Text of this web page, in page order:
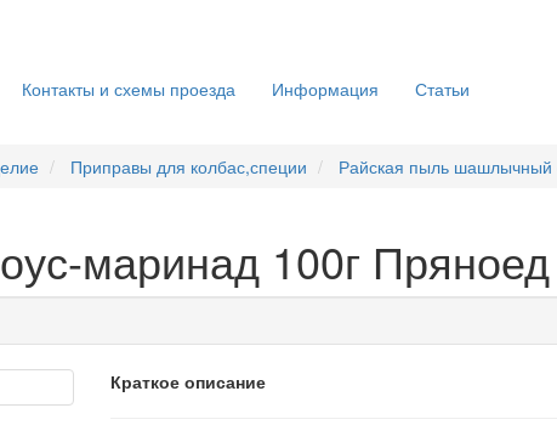
Контакты и схемы проезда Информация Статьи
Приправы для колбас,специи Райская пыль шашлычный
маринад 100г Пряноед
Краткое описание